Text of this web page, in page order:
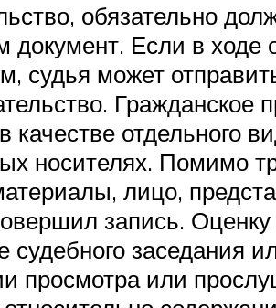
обязательно
Если в ходе
судья может
Гражданское
отдельного
носителях. Помимо
лицо,
запись.
судебного заседания
просмотра или